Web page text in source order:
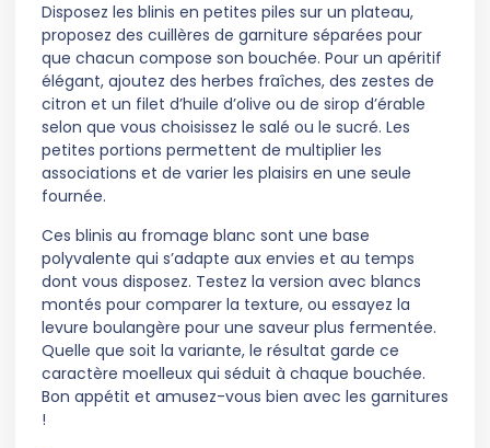
Disposez les blinis en petites piles sur un plateau,
proposez des cuillères de garniture séparées pour
que chacun compose son bouchée. Pour un apéritif
élégant, ajoutez des herbes fraîches, des zestes de
citron et un filet d’huile d’olive ou de sirop d’érable
selon que vous choisissez le salé ou le sucré. Les
petites portions permettent de multiplier les
associations et de varier les plaisirs en une seule
fournée.
Ces blinis au fromage blanc sont une base
polyvalente qui s’adapte aux envies et au temps
dont vous disposez. Testez la version avec blancs
montés pour comparer la texture, ou essayez la
levure boulangère pour une saveur plus fermentée.
Quelle que soit la variante, le résultat garde ce
caractère moelleux qui séduit à chaque bouchée.
Bon appétit et amusez-vous bien avec les garnitures
!